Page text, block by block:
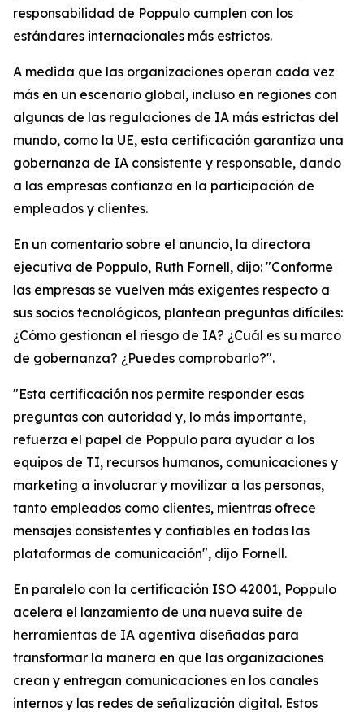
responsabilidad de Poppulo cumplen con los
estándares internacionales más estrictos.
A medida que las organizaciones operan cada vez
más en un escenario global, incluso en regiones con
algunas de las regulaciones de IA más estrictas del
mundo, como la UE, esta certificación garantiza una
gobernanza de IA consistente y responsable, dando
a las empresas confianza en la participación de
empleados y clientes.
En un comentario sobre el anuncio, la directora
ejecutiva de Poppulo, Ruth Fornell, dijo: "Conforme
las empresas se vuelven más exigentes respecto a
sus socios tecnológicos, plantean preguntas difíciles:
¿Cómo gestionan el riesgo de IA? ¿Cuál es su marco
de gobernanza? ¿Puedes comprobarlo?".
"Esta certificación nos permite responder esas
preguntas con autoridad y, lo más importante,
refuerza el papel de Poppulo para ayudar a los
equipos de TI, recursos humanos, comunicaciones y
marketing a involucrar y movilizar a las personas,
tanto empleados como clientes, mientras ofrece
mensajes consistentes y confiables en todas las
plataformas de comunicación", dijo Fornell.
En paralelo con la certificación ISO 42001, Poppulo
acelera el lanzamiento de una nueva suite de
herramientas de IA agentiva diseñadas para
transformar la manera en que las organizaciones
crean y entregan comunicaciones en los canales
internos y las redes de señalización digital. Estos